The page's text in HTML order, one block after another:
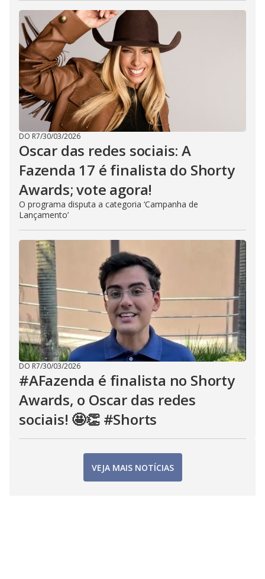
DO R7/30/03/2026
Oscar das redes sociais: A
Fazenda 17 é finalista do Shorty
Awards; vote agora!
O programa disputa a categoria ‘Campanha de
Lançamento’
DO R7/30/03/2026
#AFazenda é finalista no Shorty
Awards, o Oscar das redes
sociais! 🤩👏 #Shorts
VEJA MAIS NOTÍCIAS